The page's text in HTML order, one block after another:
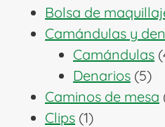
Bolsa de
Camándulas y
Camándulas
Denarios 55
Caminos de mesa
Clips 11